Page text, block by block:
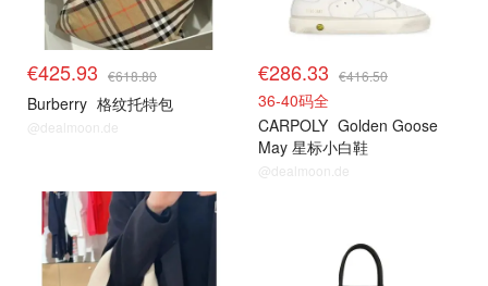
€425.93 €618.80
Burberry 格纹托特包
@dealmoon.de
€286.33 €416.50
36-40码全
CARPOLY Golden Goose
May 星标小白鞋
@dealmoon.de